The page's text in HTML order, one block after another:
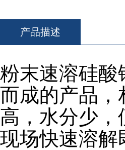
产品描述
粉末速溶硅酸
而成的产品，
高，水分少
现场快速溶解